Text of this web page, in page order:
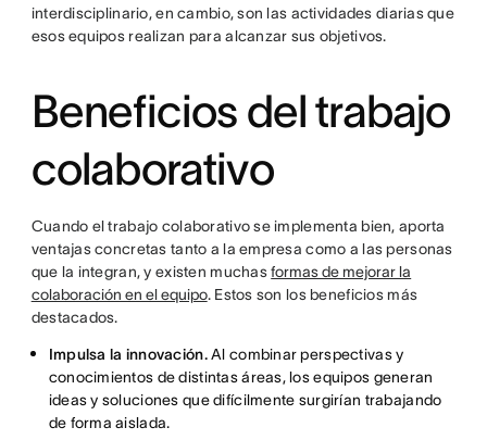
interdisciplinario, en cambio, son las actividades diarias que
esos equipos realizan para alcanzar sus objetivos.
Beneficios del trabajo
colaborativo
Cuando el trabajo colaborativo se implementa bien, aporta
ventajas concretas tanto a la empresa como a las personas
que la integran, y existen muchasformas de mejorar la
colaboración en el equipo. Estos son los beneficios más
destacados.
Impulsa la innovación.Al combinar perspectivas y
conocimientos de distintas áreas, los equipos generan
ideas y soluciones que difícilmente surgirían trabajando
de forma aislada.